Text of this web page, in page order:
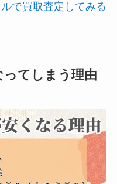
で買取査定してみる
ってしまう理由